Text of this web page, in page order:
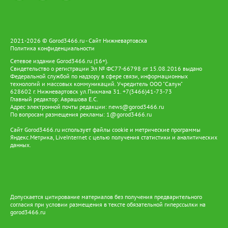
проводят эстафеты, дворовой футбол, бадминтон, игру
«снайпер», настольный аэрохоккей, шашки и шахматы, а также
часть. Депутаты отметили, что третья смена пользуется
большим спросом — попасть в лагеря дневного пребывания
смогли не все желающие. По сравнению с прошлым годом
число лагерей увеличили с 15 до 17, однако и этого оказалось
недостаточно. По окончании всех трёх смен планируется
опрос родителей: это позволит сформировать запрос на
будущий год и обосновать выделение дополнительных
средств на увеличение количества лагерей. Председатель Думы
Нижневартовска Алексей Сатинов подчеркнул: «Депутатский
корпус интересуют прежде всего условия пребывания, питание
организация очень хорошая. Но потребность выше, и надеюсь,
что в будущем году мы сможем увеличить количество мест в
третью смену». Его коллега, председатель комитета по
2021-2026 © Gorod3466.ru - Сайт Нижневартовска
Политика конфиденциальности
Сетевое издание Gorod3466.ru (16+).
Свидетельство о регистрации Эл № ФС77-66798 от 15.08.2016 выдано
Федеральной службой по надзору в сфере связи, информационных
технологий и массовых коммуникаций. Учредитель ООО "Салун"
628602 г. Нижневартовск ул.Пикмана 31. +7(3466)41-73-73
Главный редактор: Аврашова Е.С.
Адрес электронной почты редакции: news@gorod3466.ru
По вопросам размещения рекламы: 1@gorod3466.ru
Сайт Gorod3466.ru использует файлы cookie и метрические программы
Яндекс.Метрика, LiveInternet с целью получения статистики и аналитических
данных.
Допускается цитирование материалов без получения предварительного
согласия при условии размещения в тексте обязательной гиперссылки на
gorod3466.ru